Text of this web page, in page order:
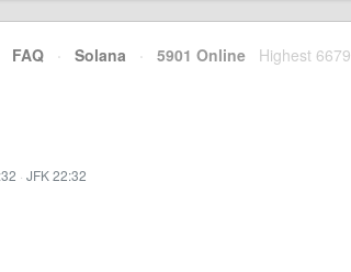
FAQ · Solana · 5901 Online Highest 6679
· JFK 22:32